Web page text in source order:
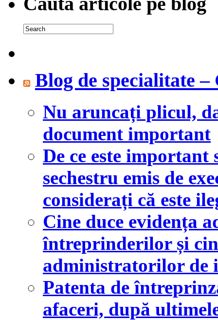
Blog de specialitate
Nu aruncați plicul,
document important
De ce este important
sechestru emis de
considerați că este
Cine duce evidența
întreprinderilor și
administratorilor de
Patenta de
afaceri, după